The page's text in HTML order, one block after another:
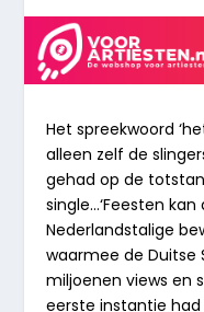
Het spreekwoord
alleen zelf de
gehad op de
single…‘Feesten kan
Nederlandstalige
waarmee de Duitse
miljoenen views en
eerste instantie